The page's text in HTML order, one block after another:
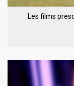
Les films